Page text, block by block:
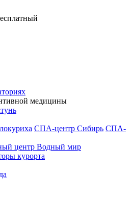
медицины
СПА-центр Сибирь СПА-
центр Водный мир
курорта